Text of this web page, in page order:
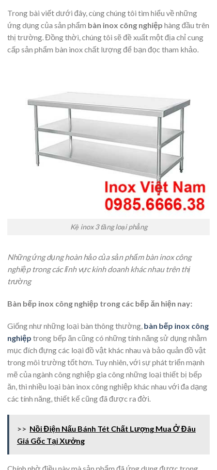
Trong bài viết dưới đây, cùng chúng tôi tìm hiểu về những
ứng dụng của sản phẩm bàn inox công nghiệp hàng đầu trên
thị trường. Đồng thời, chúng tôi sẽ đề xuất một địa chỉ cung
cấp sản phẩm bàn inox chất lượng để bạn đọc tham khảo.
Kệ inox 3 tầng loại phẳng
Những ứng dụng hoàn hảo của sản phẩm bàn inox công
nghiệp trong các lĩnh vực kinh doanh khác nhau trên thị
trường
Bàn bếp inox công nghiệp trong các bếp ăn hiện nay:
Giống như những loại bàn thông thường, bàn bếp inox công
nghiệp trong bếp ăn cũng có những tính năng sử dụng nhằm
mục đích đựng các loại đồ vật khác nhau và bảo quản đồ vật
trong môi trường tốt hơn. Tuy nhiên, với sự phát triển mạnh
mẽ của ngành công nghiệp gia công những loại thiết bị bếp
ăn, thì nhiều loại bàn inox công nghiệp khác nhau với đa dạng
các tính năng, thiết kế cũng đã được ra đời.
>> Nồi Điện Nấu Bánh Tét Chất Lượng Mua Ở Đâu
Giá Gốc Tại Xưởng
Chính nhờ điều này mà sản phẩm đã ứng dụng được trong